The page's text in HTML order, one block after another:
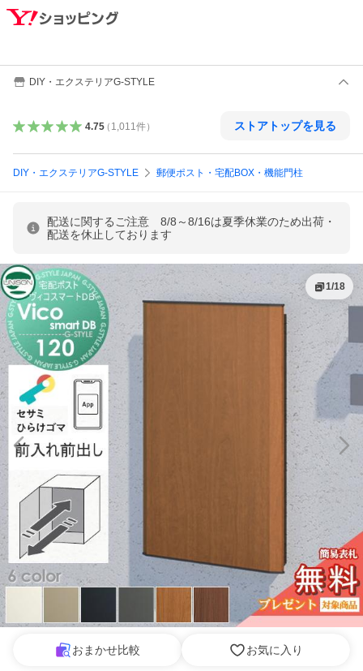
DIY・エクステリアG-STYLE
4.75（ 1,011件） ストアトップを見る
DIY・エクステリアG-STYLE 郵便ポスト・宅配BOX・機能門柱
配送に関するご注意 8/8～8/16は夏季休業のため出荷・
配送を休止しております
1/18
おまかせ比較 お気に入り